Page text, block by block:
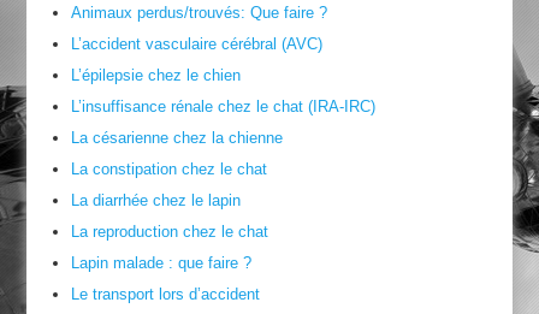
Animaux perdus/trouvés: Que faire ?
L’accident vasculaire cérébral (AVC)
L’épilepsie chez le chien
L’insuffisance rénale chez le chat (IRA-IRC)
La césarienne chez la chienne
La constipation chez le chat
La diarrhée chez le lapin
La reproduction chez le chat
Lapin malade : que faire ?
Le transport lors d’accident